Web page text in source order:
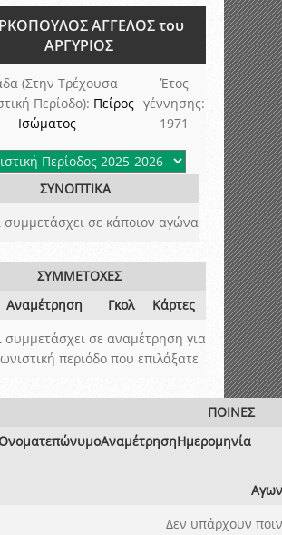
ΑΓΓΕΛΟΣ του
ΑΡΓΥΡΙΟΣ
(Στην Τρέχουσα
Περίοδο): Πείρος
Ισώματος
Έτος
γέννησης:
1971
ΣΥΝΟΠΤΙΚΑ
συμμετάσχει σε κάποιον αγώνα
ΣΥΜΜΕΤΟΧΕΣ
Αναμέτρηση Γκολ
Κάρτες
συμμετάσχει σε αναμέτρηση για
περιόδο που επιλάξατε
ΠΟΙΝΕΣ
ΟνοματεπώνυμοΑναμέτρησηΗμερομηνία
Δεν υπάρχουν